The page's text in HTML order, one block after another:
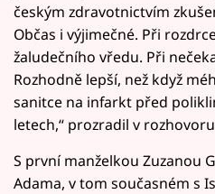
českým zdravotnictvím
Občas i výjimečné. Při
žaludečního vředu. Při
Rozhodně lepší, než když
sanitce na infarkt před
letech,“ prozradil v
S první manželkou Zuzanou
Adama, v tom současném s